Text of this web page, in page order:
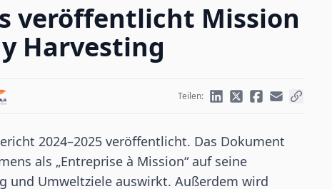
veröffentlicht Mission
Harvesting
Teilen:
2024–2025 veröffentlicht. Das Dokument
als „Entreprise à Mission“ auf seine
und Umweltziele auswirkt. Außerdem wird